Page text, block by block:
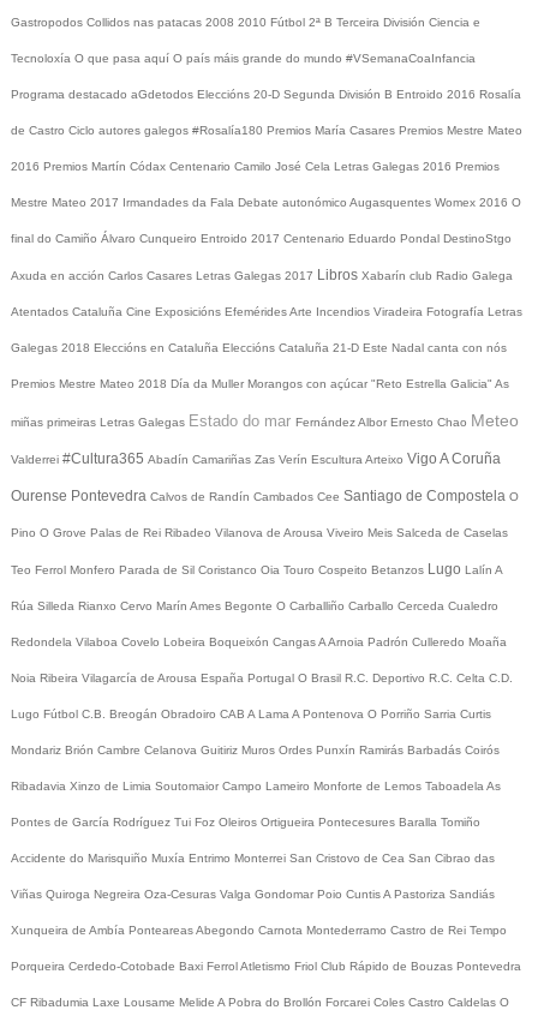
Gastropodos Collidos nas patacas 2008 2010 Fútbol 2ª B Terceira División Ciencia e
Tecnoloxía O que pasa aquí O país máis grande do mundo #VSemanaCoaInfancia
Programa destacado aGdetodos Eleccións 20-D Segunda División B Entroido 2016 Rosalía
de Castro Ciclo autores galegos #Rosalía180 Premios María Casares Premios Mestre Mateo
2016 Premios Martín Códax Centenario Camilo José Cela Letras Galegas 2016 Premios
Mestre Mateo 2017 Irmandades da Fala Debate autonómico Augasquentes Womex 2016 O
final do Camiño Álvaro Cunqueiro Entroido 2017 Centenario Eduardo Pondal DestinoStgo
Axuda en acción Carlos Casares Letras Galegas 2017 Libros Xabarín club Radio Galega
Atentados Cataluña Cine Exposicións EfeméridesArte Incendios Viradeira Fotografía Letras
Galegas 2018 Eleccións en Cataluña Eleccións Cataluña 21-D Este Nadal canta con nós
Premios Mestre Mateo 2018 Día da Muller Morangos con açúcar "Reto Estrella Galicia" As
miñas primeiras Letras Galegas Estado do mar Fernández Albor Ernesto Chao Meteo
Valderrei #Cultura365 Abadín Camariñas Zas Verín Escultura Arteixo Vigo A Coruña
Ourense Pontevedra Calvos de Randín Cambados Cee Santiago de Compostela O
Pino O Grove Palas de Rei Ribadeo Vilanova de Arousa Viveiro Meis Salceda de Caselas
Teo Ferrol Monfero Parada de Sil Coristanco Oia Touro Cospeito Betanzos Lugo Lalín A
Rúa Silleda Rianxo Cervo Marín Ames Begonte O Carballiño Carballo Cerceda Cualedro
Redondela Vilaboa Covelo Lobeira Boqueixón CangasA Arnoia Padrón Culleredo Moaña
Noia Ribeira Vilagarcía de Arousa España Portugal O Brasil R.C. Deportivo R.C. Celta C.D.
Lugo Fútbol C.B. Breogán Obradoiro CAB A Lama A Pontenova O Porriño Sarria Curtis
Mondariz Brión Cambre Celanova Guitiriz Muros Ordes Punxín Ramirás Barbadás Coirós
Ribadavia Xinzo de Limia Soutomaior Campo Lameiro Monforte de Lemos Taboadela As
Pontes de García Rodríguez Tui Foz Oleiros Ortigueira Pontecesures Baralla Tomiño
Accidente do Marisquiño Muxía Entrimo Monterrei San Cristovo de Cea San Cibrao das
Viñas Quiroga Negreira Oza-Cesuras Valga Gondomar Poio CuntisA Pastoriza Sandiás
Xunqueira de Ambía PonteareasAbegondo Carnota Montederramo Castro de Rei Tempo
Porqueira Cerdedo-Cotobade Baxi FerrolAtletismo Friol Club Rápido de Bouzas Pontevedra
CF Ribadumia Laxe Lousame Melide A Pobra do Brollón Forcarei Coles Castro Caldelas O